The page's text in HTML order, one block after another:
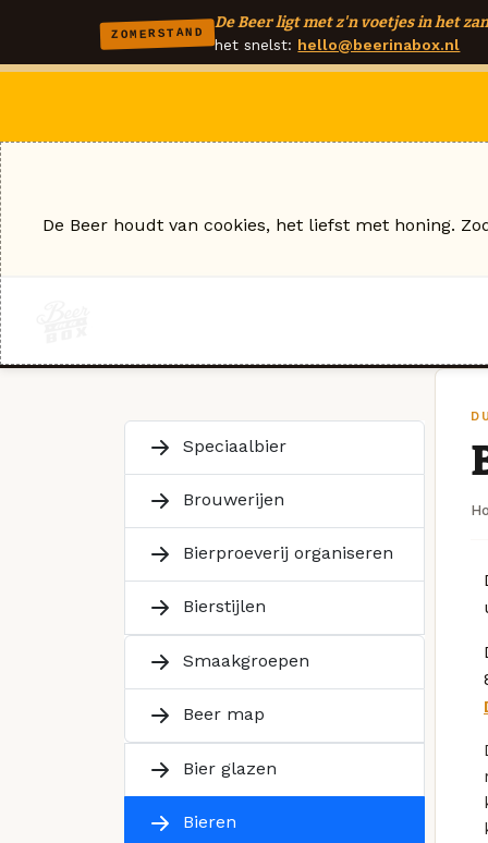
ZOMERSTAND
De Beer ligt met z'n voetjes in het
het snelst: hello@beerinabox.nl
Speciaalbier
Brouwerijen
Bierproeverij organiseren
Bierstijlen
Smaakgroepen
Beer map
Bier glazen
Bieren
De Beer houdt van cookies, het liefst met honing.